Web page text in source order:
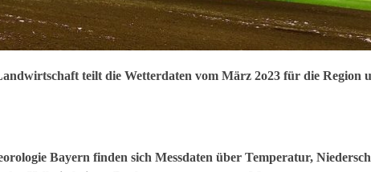
teilt die Wetterdaten vom März 2o23 für die Region
Bayern finden sich Messdaten über Temperatur,